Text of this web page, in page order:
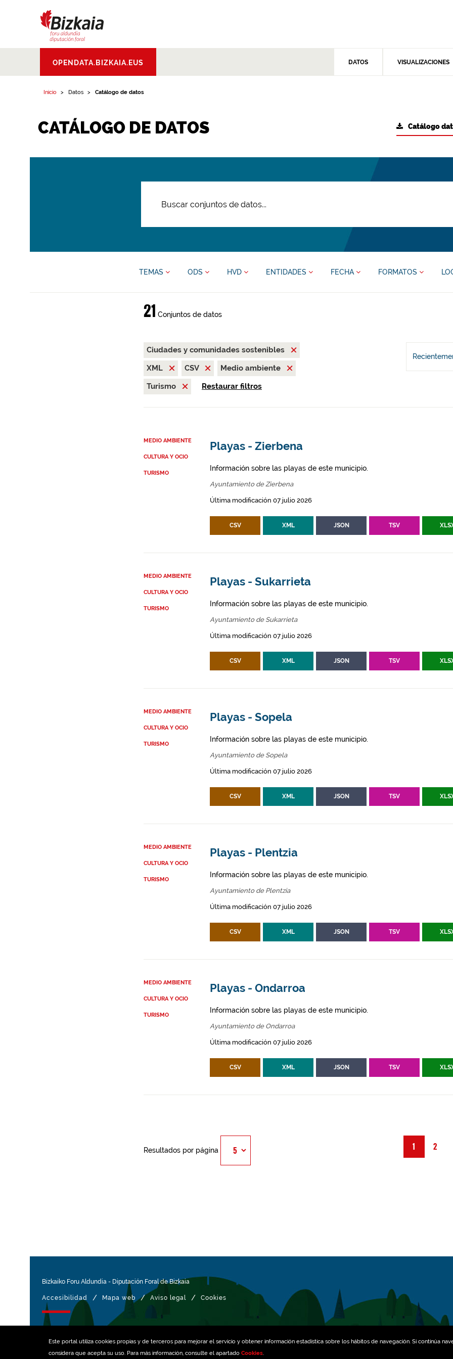
Este portal utiliza cookies propias y de terceros para mejorar el servicio y obtener información estadística sobre los hábitos de navegación. Si continúa
considera que acepta su uso. Para más información, consulte el apartado Cookies.
Aldundia.Diputacion
Foral de Bizkaia
OPENDATA.BIZKAIA.EUS DATOS VISUALIZACIONES
Inicio Datos Catálogo de datos
CATÁLOGO DE DATOS Catálogo
TEMAS ODS HVD ENTIDADES FECHA FORMATOS
21 Conjuntos de datos
Ciudades y comunidades sostenibles
XML
CSV
Medio ambiente
Turismo
Restaurar filtros
MEDIO AMBIENTE
CULTURA Y OCIO
TURISMO
Playas - Zierbena
Información sobre las playas de este municipio.
Ayuntamiento de Zierbena
Última modificación 07 julio 2026
CSV XML JSON TSV
MEDIO AMBIENTE
CULTURA Y OCIO
TURISMO
Playas - Sukarrieta
Información sobre las playas de este municipio.
Ayuntamiento de Sukarrieta
Última modificación 07 julio 2026
CSV XML JSON TSV
MEDIO AMBIENTE
CULTURA Y OCIO
TURISMO
Playas - Sopela
Información sobre las playas de este municipio.
Ayuntamiento de Sopela
Última modificación 07 julio 2026
CSV XML JSON TSV
MEDIO AMBIENTE
CULTURA Y OCIO
TURISMO
Playas - Plentzia
Información sobre las playas de este municipio.
Ayuntamiento de Plentzia
Última modificación 07 julio 2026
CSV XML JSON TSV
MEDIO AMBIENTE
CULTURA Y OCIO
TURISMO
Playas - Ondarroa
Información sobre las playas de este municipio.
Ayuntamiento de Ondarroa
Última modificación 07 julio 2026
CSV XML JSON TSV
1 2
Resultados por página
Bizkaiko Foru Aldundia - Diputación Foral de Bizkaia
Accesibilidad / Mapa web / Aviso legal / Cookies